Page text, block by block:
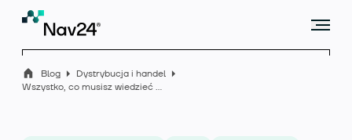
Blog
Dystrybucja i handel
Wszystko, co musisz wiedzieć na temat wdrożenia systemu ERP